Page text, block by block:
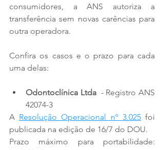
consumidores, a ANS autoriza a
transferência sem novas carências para
outra operadora.
Confira os casos e o prazo para cada
uma delas:
Odontoclínica Ltda - Registro ANS
42074-3
A Resolução Operacional nº 3.025 foi
publicada na edição de 16/7 do DOU.
Prazo máximo para portabilidade: